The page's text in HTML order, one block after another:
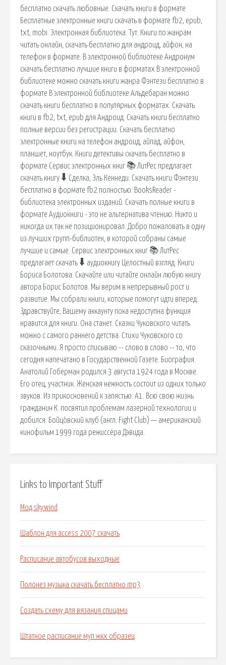
бесплатно скачать любовные. Скачать книги в формате
Бесплатные электронные книги скачать в формате fb2, epub,
txt, mobi. Электронная библиотека. Тут. Книги по жанрам
читать онлайн, скачать бесплатно для андроид, айфон, на
телефон в формате. В электронной библиотеке Андронум
скачать бесплатно лучшие книги в форматах В электронной
библиотеке можно скачать книги жанра Фэнтези бесплатно в
формате В электронной библиотеке Альдебаран можно
скачать книги бесплатно в популярных форматах. Скачать
книги в fb2, txt, epub для Андроид. Скачать книги бесплатно
полные версии без регистрации. Скачать бесплатно
электронные книги на телефон андроид, айпад, айфон,
планшет, ноутбук. Книги детективы скачать бесплатно в
формате Сервис электронных книг 📚 ЛитРес предлагает
скачать книгу 🠳 Сделка, Эль Кеннеди. Скачать книги Фэнтези
бесплатно в формате fb2 полностью. BooksReader -
библиотека электронных изданий. Скачать полные книги в
формате Аудиокниги - это не альтернатива чтению. Никто и
никогда их так не позиционировал. Добро пожаловать в одну
из лучших групп-библиотек, в которой собраны самые
лучшие и самые. Сервис электронных книг 📚 ЛитРес
предлагает скачать 🠳 аудиокнигу Целостный взгляд. Книги
Бориса Болотова. Скачайте или читайте онлайн любую книгу
автора Борис Болотов. Мы верим в непрерывный рост и
развитие. Мы собрали книги, которые помогут идти вперед.
Здравствуйте, Вашему аккаунту пока недоступна функция
нравится для книги. Она станет. Сказки Чуковского читать
можно с самого раннего детства. Стихи Чуковского со
сказочными. Я просто списываю -- слово в слово -- то, что
сегодня напечатано в Государственной Газете. Биография.
Анатолий Гоберман родился 3 августа 1924 года в Москве.
Его отец, участник. Женская нежность состоит из одних только
звуков. Из прикосновений к запястью. А1. Всю свою жизнь
гражданин К. посвятил проблемам лазерной технологии и
добился. Бойцо́вский клуб (англ. Fight Club) — американский
кинофильм 1999 года режиссёра Дэвида.
Links to Important Stuff
Мод skywind
Шаблон для access 2007 скачать
Расписание автобусов выходные
Полонез музыка скачать бесплатно mp3
Создать схему для вязания спицами
Штатное расписание муп жкх образец